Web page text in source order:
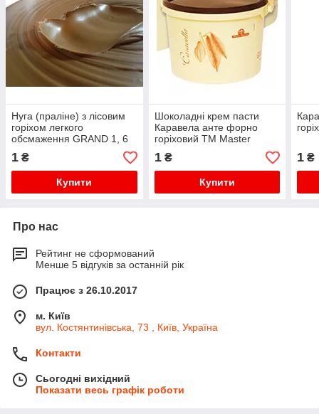
Нуга (праліне) з лісовим
горіхом легкого
обсмаження GRAND 1, 6
кг
1 ₴
Купити
Шоколадні крем пасти
Каравела анте форно
горіховий ТМ Master
Martini 13 кг відро
1₴
Купити
1 ₴
Про нас
Рейтинг не сформований
Менше 5 відгуків за останній рік
Працює з 26.10.2017
м. Київ
вул. Костянтинівська, 73 , Київ, Україна
Контакти
Сьогодні вихідний
Показати весь графік роботи